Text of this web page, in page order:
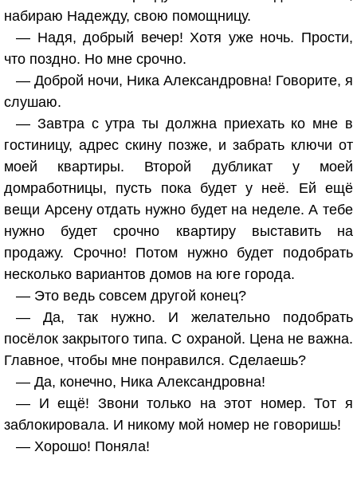
набираю Надежду, свою помощницу.
— Надя, добрый вечер! Хотя уже ночь. Прости,
что поздно. Но мне срочно.
— Доброй ночи, Ника Александровна! Говорите, я
слушаю.
— Завтра с утра ты должна приехать ко мне в
гостиницу, адрес скину позже, и забрать ключи от
моей квартиры. Второй дубликат у моей
домработницы, пусть пока будет у неё. Ей ещё
вещи Арсену отдать нужно будет на неделе. А тебе
нужно будет срочно квартиру выставить на
продажу. Срочно! Потом нужно будет подобрать
несколько вариантов домов на юге города.
— Это ведь совсем другой конец?
— Да, так нужно. И желательно подобрать
посёлок закрытого типа. С охраной. Цена не важна.
Главное, чтобы мне понравился. Сделаешь?
— Да, конечно, Ника Александровна!
— И ещё! Звони только на этот номер. Тот я
заблокировала. И никому мой номер не говоришь!
— Хорошо! Поняла!